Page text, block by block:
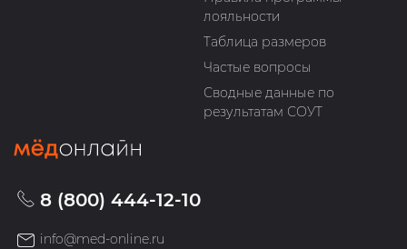
лояльности
Таблица размеров
Частые вопросы
Сводные данные по
результатам СОУТ
8 (800) 444-12-10
info@med-online.ru